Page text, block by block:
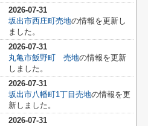
2026-07-31
坂出市西庄町売地の情報を更新し
ました。
2026-07-31
丸亀市飯野町 売地の情報を更新
しました。
2026-07-31
坂出市八幡町1丁目売地の情報を更
新しました。
2026-07-31